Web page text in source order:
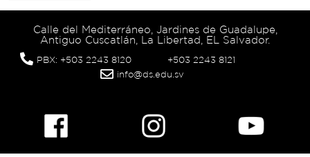
Calle del Mediterráneo, Jardines de Guadalupe,
Antiguo Cuscatlán, La Libertad, EL Salvador.
PBX: +503 2243 8120
+503 2243 8121
info@ds.edu.sv